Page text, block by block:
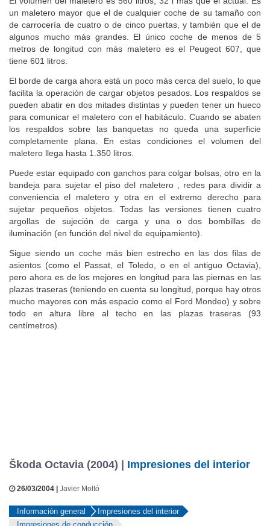
un maletero mayor que el de cualquier coche de su tamaño con
de carrocería de cuatro o de cinco puertas, y también que el de
algunos mucho más grandes. El único coche de menos de 5
metros de longitud con más maletero es el Peugeot 607, que
tiene 601 litros.
El borde de carga ahora está un poco más cerca del suelo, lo que
facilita la operación de cargar objetos pesados. Los respaldos se
pueden abatir en dos mitades distintas y pueden tener un hueco
para comunicar el maletero con el habitáculo. Cuando se abaten
los respaldos sobre las banquetas no queda una superficie
completamente plana. En estas condiciones el volumen del
maletero llega hasta 1.350 litros.
Puede estar equipado con ganchos para colgar bolsas, otro en la
bandeja para sujetar el piso del maletero , redes para dividir a
conveniencia el maletero y otra en el extremo derecho para
sujetar pequeños objetos. Todas las versiones tienen cuatro
argollas de sujeción de carga y una o dos bombillas de
iluminación (en función del nivel de equipamiento).
Sigue siendo un coche más bien estrecho en las dos filas de
asientos (como el Passat, el Toledo, o en el antiguo Octavia),
pero ahora es de los mejores en longitud para las piernas en las
plazas traseras (teniendo en cuenta su longitud, porque hay otros
mucho mayores con más espacio como el Ford Mondeo) y sobre
todo en altura libre al techo en las plazas traseras (93
centímetros).
Škoda Octavia (2004) | Impresiones del interior
26/03/2004 | Javier Moltó
Información general
Impresiones del interior